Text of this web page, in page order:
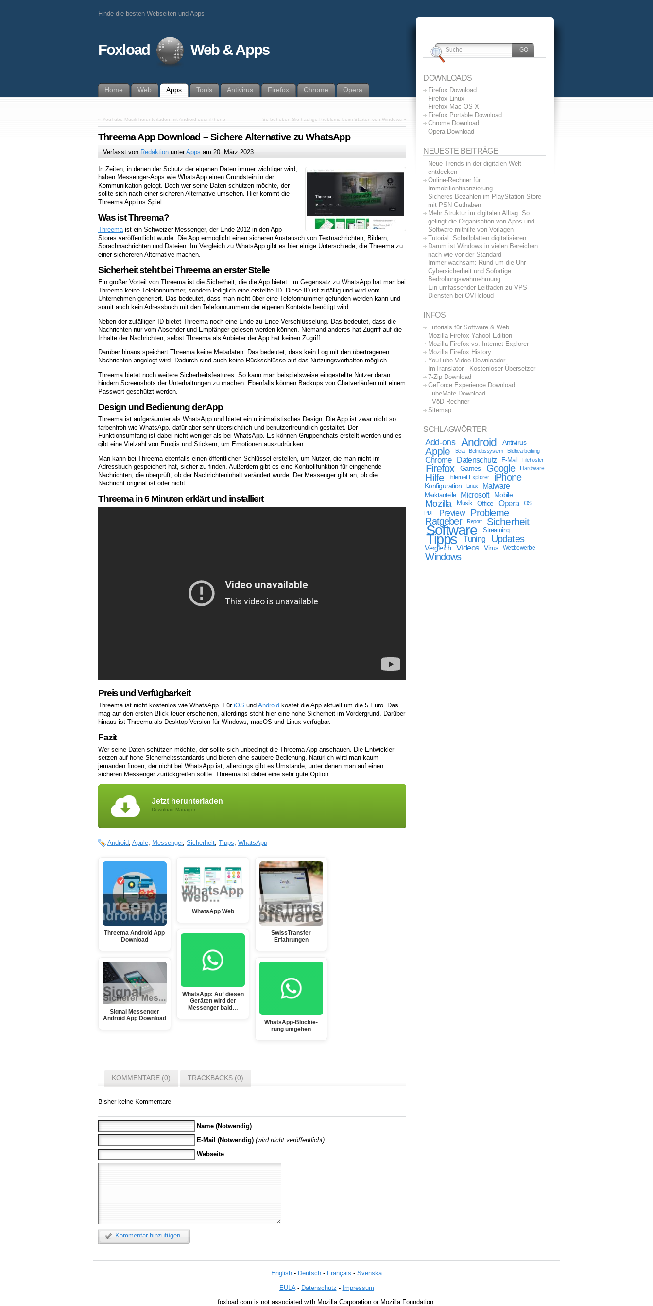
Finde die besten Webseiten und Apps
Foxload Web & Apps
Home Web Apps Tools Antivirus Firefox Chrome Opera
« YouTube Musik herunterladen mit Android oder iPhone So beheben Sie häufige Probleme beim Starten von Windows»
Threema App Download – Sichere Alternative zu WhatsApp
Verfasst von Redaktion unterApps am20. März 2023
In Zeiten, in denen der Schutz der eigenen Daten immer wichtiger wird,
haben Messenger-Apps wie WhatsApp einen Grundstein in der
Kommunikation gelegt. Doch wer seine Daten schützen möchte, der
sollte sich nach einer sicheren Alternative umsehen. Hier kommt die
Threema App ins Spiel.
Was ist Threema?
Threema ist ein Schweizer Messenger, der Ende 2012 in den App-
Stores veröffentlicht wurde. Die App ermöglicht einen sicheren Austausch von Textnachrichten, Bildern,
Sprachnachrichten und Dateien. Im Vergleich zu WhatsApp gibt es hier einige Unterschiede, die Threema zu
einer sichereren Alternative machen.
Sicherheit steht bei Threema an erster Stelle
Ein großer Vorteil von Threema ist die Sicherheit, die die App bietet. Im Gegensatz zu WhatsApp hat man bei
Threema keine Telefonnummer, sondern lediglich eine erstellte ID. Diese ID ist zufällig und wird vom
Unternehmen generiert. Das bedeutet, dass man nicht über eine Telefonnummer gefunden werden kann und
somit auch kein Adressbuch mit den Telefonnummern der eigenen Kontakte benötigt wird.
Neben der zufälligen ID bietet Threema noch eine Ende-zu-Ende-Verschlüsselung. Das bedeutet, dass die
Nachrichten nur vom Absender und Empfänger gelesen werden können. Niemand anderes hat Zugriff auf die
Inhalte der Nachrichten, selbst Threema als Anbieter der App hat keinen Zugriff.
Darüber hinaus speichert Threema keine Metadaten. Das bedeutet, dass kein Log mit den übertragenen
Nachrichten angelegt wird. Dadurch sind auch keine Rückschlüsse auf das Nutzungsverhalten möglich.
Threema bietet noch weitere Sicherheitsfeatures. So kann man beispielsweise eingestellte Nutzer daran
hindern Screenshots der Unterhaltungen zu machen. Ebenfalls können Backups von Chatverläufen mit einem
Passwort geschützt werden.
Design und Bedienung der App
Threema ist aufgeräumter als WhatsApp und bietet ein minimalistisches Design. Die App ist zwar nicht so
farbenfroh wie WhatsApp, dafür aber sehr übersichtlich und benutzerfreundlich gestaltet. Der
Funktionsumfang ist dabei nicht weniger als bei WhatsApp. Es können Gruppenchats erstellt werden und es
gibt eine Vielzahl von Emojis und Stickern, um Emotionen auszudrücken.
Man kann bei Threema ebenfalls einen öffentlichen Schlüssel erstellen, um Nutzer, die man nicht im
Adressbuch gespeichert hat, sicher zu finden. Außerdem gibt es eine Kontrollfunktion für eingehende
Nachrichten, die überprüft, ob der Nachrichteninhalt verändert wurde. Der Messenger gibt an, ob die
Nachricht original ist oder nicht.
Threema in 6 Minuten erklärt und installiert
Preis und Verfügbarkeit
Threema ist nicht kostenlos wie WhatsApp. Für iOS und Android kostet die App aktuell um die 5 Euro. Das
mag auf den ersten Blick teuer erscheinen, allerdings steht hier eine hohe Sicherheit im Vordergrund. Darüber
hinaus ist Threema als Desktop-Version für Windows, macOS und Linux verfügbar.
Fazit
Wer seine Daten schützen möchte, der sollte sich unbedingt die Threema App anschauen. Die Entwickler
setzen auf hohe Sicherheitsstandards und bieten eine saubere Bedienung. Natürlich wird man kaum
jemanden finden, der nicht bei WhatsApp ist, allerdings gibt es Umstände, unter denen man auf einen
sicheren Messenger zurückgreifen sollte. Threema ist dabei eine sehr gute Option.
Jetzt herunterladen
Download Manager
Android, Apple, Messenger, Sicherheit, Tipps, WhatsApp
Threema Android App
Download
Signal Messenger
Android App Download
WhatsApp Web
WhatsApp: Auf diesen
Geräten wird der
Messenger bald…
SwissTransfer
Erfahrungen
Whats­App-Blo­ckie­
rung umge­hen
KOMMENTARE (0) TRACKBACKS (0)
Bisher keine Kommentare.
Name (Notwendig)
E-Mail (Notwendig) (wird nicht veröffentlicht)
Webseite
Kommentar hinzufügen
DOWNLOADS
Firefox Download
Firefox Linux
Firefox Mac OS X
Firefox Portable Download
Chrome Download
Opera Download
NEUESTE BEITRÄGE
Neue Trends in der digitalen Welt
entdecken
Online-Rechner für
Immobilienfinanzierung
Sicheres Bezahlen im PlayStation Store
mit PSN Guthaben
Mehr Struktur im digitalen Alltag: So
gelingt die Organisation von Apps und
Software mithilfe von Vorlagen
Tutorial: Schallplatten digitalisieren
Darum ist Windows in vielen Bereichen
nach wie vor der Standard
Immer wachsam: Rund-um-die-Uhr-
Cybersicherheit und Sofortige
Bedrohungswahrnehmung
Ein umfassender Leitfaden zu VPS-
Diensten bei OVHcloud
INFOS
Tutorials für Software & Web
Mozilla Firefox Yahoo! Edition
Mozilla Firefox vs. Internet Explorer
Mozilla Firefox History
YouTube Video Downloader
ImTranslator - Kostenloser Übersetzer
7-Zip Download
GeForce Experience Download
TubeMate Download
TVöD Rechner
Sitemap
SCHLAGWÖRTER
Add-ons Android Antivirus
Apple Beta Betriebssystem Bildbearbeitung
Chrome Datenschutz E-Mail Filehoster
Firefox Games Google Hardware
Hilfe Internet Explorer iPhone
Konfiguration Linux Malware
Marktanteile Microsoft Mobile
Mozilla Musik Office Opera
OS
PDF
Preview
Probleme
Ratgeber
Report Sicherheit
Software Streaming
Tipps Tuning Updates
Vergleich Videos Virus Wettbewerbe
Windows
English - Deutsch - Français - Svenska
EULA- Datenschutz - Impressum
foxload.com is not associated with Mozilla Corporation or Mozilla Foundation.